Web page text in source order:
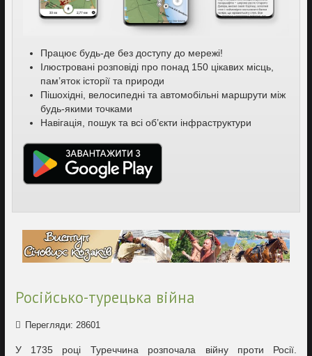
Працює будь-де без доступу до мережі!
Ілюстровані розповіді про понад 150 цікавих місць,
пам’яток історії та природи
Пішохідні, велосипедні та автомобільні маршрути між
будь-якими точками
Навігація, пошук та всі об’єкти інфраструктури
Російсько-турецька війна
Перегляди: 28601
У 1735 році Туреччина розпочала війну проти Росії.